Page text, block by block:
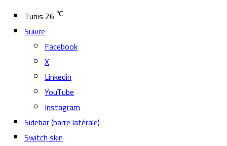
Tunis 26 ℃
Suivre
Facebook
X
Linkedin
YouTube
Instagram
Sidebar (barre latérale)
Switch skin